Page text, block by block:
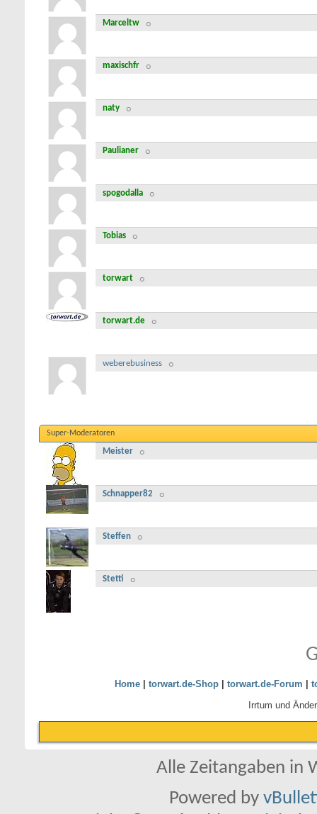
Marceltw
maxischfr
naty
Paulianer
spogodalla
Tobias
torwart
torwart.de
weberebusiness
Super-Moderatoren
Meister
Schnapper82
Steffen
Stetti
Home| torwart.de-Shop| torwart.de-Forum
Irrtum und
Alle Zeitangaben in
Powered by